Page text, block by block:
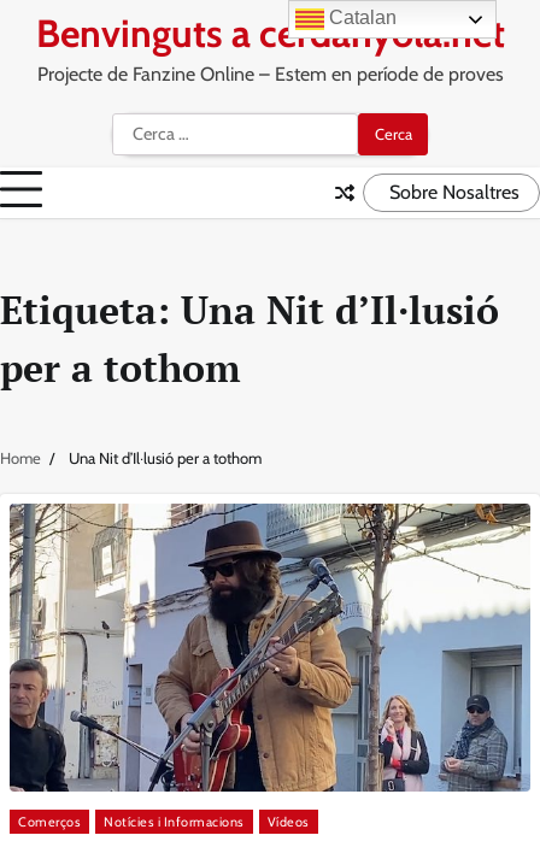
content
Benvinguts a cerdanyola.net
Projecte de Fanzine Online – Estem en període de proves
Cerca:
Sobre Nosaltres
Etiqueta: Una Nit d’Il·lusió
per a tothom
Home Una Nit d’Il·lusió per a tothom
Comerços Notícies i Informacions Vídeos
Catalan